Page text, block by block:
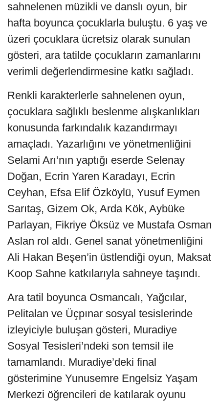
sahnelenen müzikli ve danslı oyun, bir
hafta boyunca çocuklarla buluştu. 6 yaş ve
üzeri çocuklara ücretsiz olarak sunulan
gösteri, ara tatilde çocukların zamanlarını
verimli değerlendirmesine katkı sağladı.
Renkli karakterlerle sahnelenen oyun,
çocuklara sağlıklı beslenme alışkanlıkları
konusunda farkındalık kazandırmayı
amaçladı. Yazarlığını ve yönetmenliğini
Selami Arı’nın yaptığı eserde Selenay
Doğan, Ecrin Yaren Karadayı, Ecrin
Ceyhan, Efsa Elif Özköylü, Yusuf Eymen
Sarıtaş, Gizem Ok, Arda Kök, Aybüke
Parlayan, Fikriye Öksüz ve Mustafa Osman
Aslan rol aldı. Genel sanat yönetmenliğini
Ali Hakan Beşen’in üstlendiği oyun, Maksat
Koop Sahne katkılarıyla sahneye taşındı.
Ara tatil boyunca Osmancalı, Yağcılar,
Pelitalan ve Üçpınar sosyal tesislerinde
izleyiciyle buluşan gösteri, Muradiye
Sosyal Tesisleri’ndeki son temsil ile
tamamlandı. Muradiye’deki final
gösterimine Yunusemre Engelsiz Yaşam
Merkezi öğrencileri de katılarak oyunu